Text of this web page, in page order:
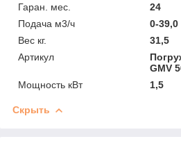
Гаран. мес.
24
Подача м3/ч
0-39,0
Вес кг.
31,5
Артикул
GMV
Мощность кВт
1,5
Скрыть